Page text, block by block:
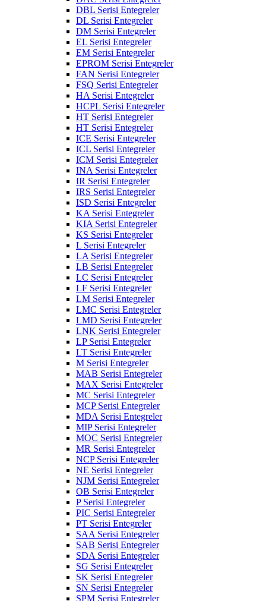
DBL Serisi Entegreler
DL Serisi Entegreler
DM Serisi Entegreler
EL Serisi Entegreler
EM Serisi Entegreler
EPROM Serisi Entegreler
FAN Serisi Entegreler
FSQ Serisi Entegreler
HA Serisi Entegreler
HCPL Serisi Entegreler
HT Serisi Entegreler
HT Serisi Entegreler
ICE Serisi Entegreler
ICL Serisi Entegreler
ICM Serisi Entegreler
INA Serisi Entegreler
IR Serisi Entegreler
IRS Serisi Entegreler
ISD Serisi Entegreler
KA Serisi Entegreler
KIA Serisi Entegreler
KS Serisi Entegreler
L Serisi Entegreler
LA Serisi Entegreler
LB Serisi Entegreler
LC Serisi Entegreler
LF Serisi Entegreler
LM Serisi Entegreler
LMC Serisi Entegreler
LMD Serisi Entegreler
LNK Serisi Entegreler
LP Serisi Entegreler
LT Serisi Entegreler
M Serisi Entegreler
MAB Serisi Entegreler
MAX Serisi Entegreler
MC Serisi Entegreler
MCP Serisi Entegreler
MDA Serisi Entegreler
MIP Serisi Entegreler
MOC Serisi Entegreler
MR Serisi Entegreler
NCP Serisi Entegreler
NE Serisi Entegreler
NJM Serisi Entegreler
OB Serisi Entegreler
P Serisi Entegreler
PIC Serisi Entegreler
PT Serisi Entegreler
SAA Serisi Entegreler
SAB Serisi Entegreler
SDA Serisi Entegreler
SG Serisi Entegreler
SK Serisi Entegreler
SN Serisi Entegreler
SPM Serisi Entegreler